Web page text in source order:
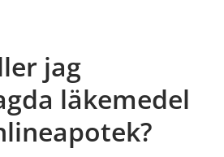
jag
läkemedel